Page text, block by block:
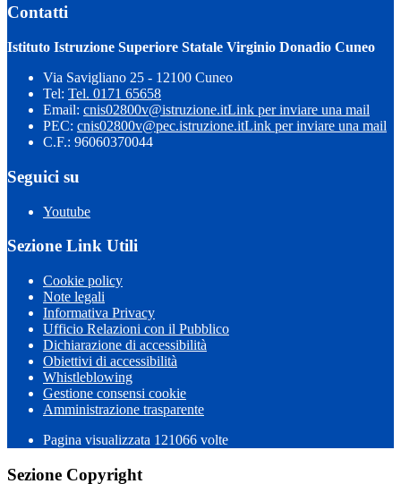
Contatti
Istituto Istruzione Superiore Statale Virginio Donadio Cuneo
Via Savigliano 25 - 12100 Cuneo
Tel: Tel. 0171 65658
Email: cnis02800v@istruzione.itLink per inviare una mail
PEC: cnis02800v@pec.istruzione.itLink per inviare una mail
C.F.: 96060370044
Seguici su
Youtube
Sezione Link Utili
Cookie policy
Note legali
Informativa Privacy
Ufficio Relazioni con il Pubblico
Dichiarazione di accessibilità
Obiettivi di accessibilità
Whistleblowing
Gestione consensi cookie
Amministrazione trasparente
Pagina visualizzata 121066 volte
Sezione Copyright